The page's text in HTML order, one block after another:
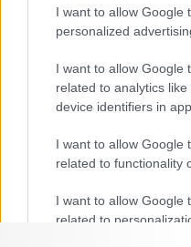
I want to allow Google
personalized
I want to allow Google
related to analytics
device identifiers in
I want to allow Google
related to functionality
I want to allow Google
related to
10
2
10